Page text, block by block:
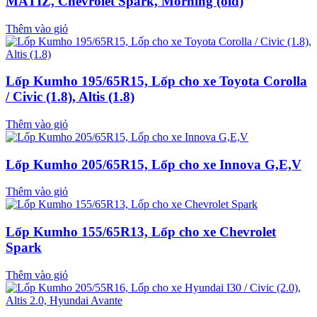
Thêm vào giỏ
Lốp Kumho 195/65R15, Lốp cho xe Toyota Corolla
/ Civic (1.8), Altis (1.8)
Thêm vào giỏ
Lốp Kumho 205/65R15, Lốp cho xe Innova G,E,V
Thêm vào giỏ
Lốp Kumho 155/65R13, Lốp cho xe Chevrolet
Spark
Thêm vào giỏ